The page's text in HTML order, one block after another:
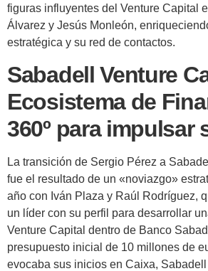
figuras influyentes del Venture Capital
Álvarez y Jesús Monleón,
estratégica y su red de contactos.
Sabadell Venture
Ecosistema de
360º para impulsar
La transición de Sergio Pérez a
fue el resultado de un «noviazgo»
año con Iván Plaza y Raúl Rodríguez,
un líder con su perfil para desarrollar
Venture Capital dentro de Banco
presupuesto inicial de 10 millones de
evocaba sus inicios en Caixa,